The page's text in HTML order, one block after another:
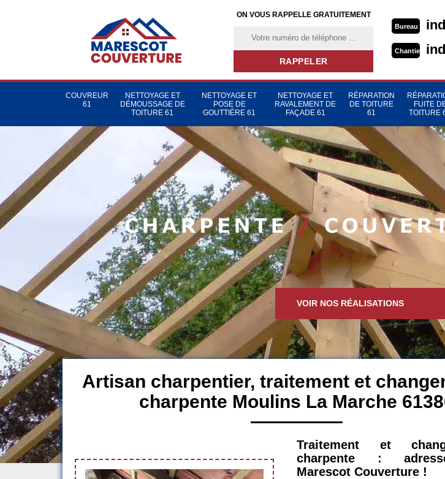
ON VOUS RAPPELLE GRATUITEMENT
Bureau
Chantier
COUVREUR
61
NETTOYAGE ET
DÉMOUSSAGE DE
TOITURE 61
NETTOYAGE ET
POSE DE
GOUTTIÈRE 61
NETTOYAGE ET
RAVALEMENT DE
FAÇADE 61
RÉPARATION
DE TOITURE
61
FUITE
TOITURE
VOIR NOS RÉALISATIONS
Artisan charpentier, traitement et
charpente Moulins La Marche
Traitement et
charpente :
Marescot Couverture !